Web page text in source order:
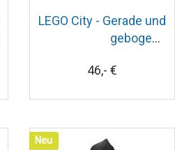
LEGO City - Gerade und
gebogene
46,- €
Neu